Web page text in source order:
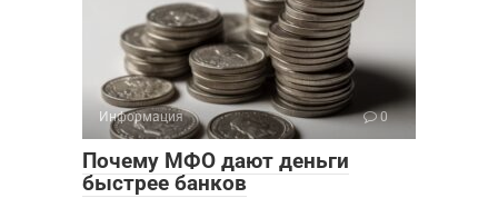
Информация 0
Почему МФО дают деньги
быстрее банков